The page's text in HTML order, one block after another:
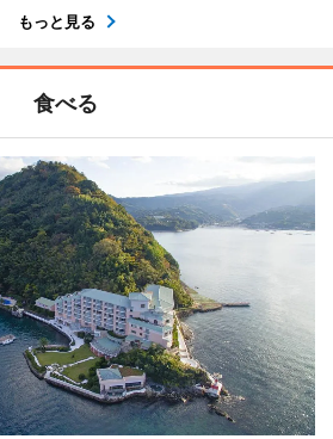
もっと見る
食べる